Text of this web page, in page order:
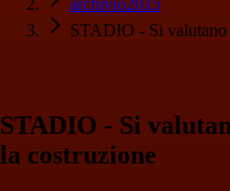
archivio2015
STADIO - Si valutano
STADIO - Si
la costruzione